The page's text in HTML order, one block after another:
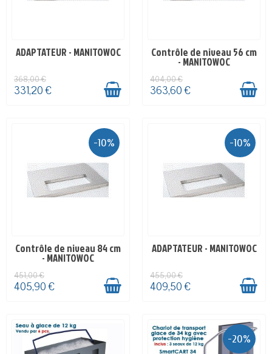
EN STOCK
ADAPTATEUR - MANITOWOC
368,00 €
331,20 €
EN STOCK
Contrôle de niveau 56 cm
- MANITOWOC
404,00 €
363,60 €
-10%
EN STOCK
Contrôle de niveau 84 cm
- MANITOWOC
451,00 €
405,90 €
-10%
EN STOCK
ADAPTATEUR - MANITOWOC
455,00 €
409,50 €
-20%